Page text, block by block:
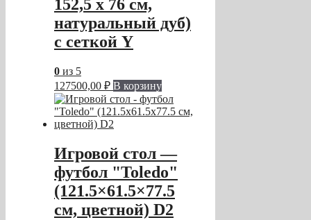
152,5 х 76 см,
натуральный дуб)
с сеткой Y
0 из 5
127500,00 ₽ В корзину
Игровой стол —
футбол "Toledo"
(121.5×61.5×77.5
см, цветной) D2